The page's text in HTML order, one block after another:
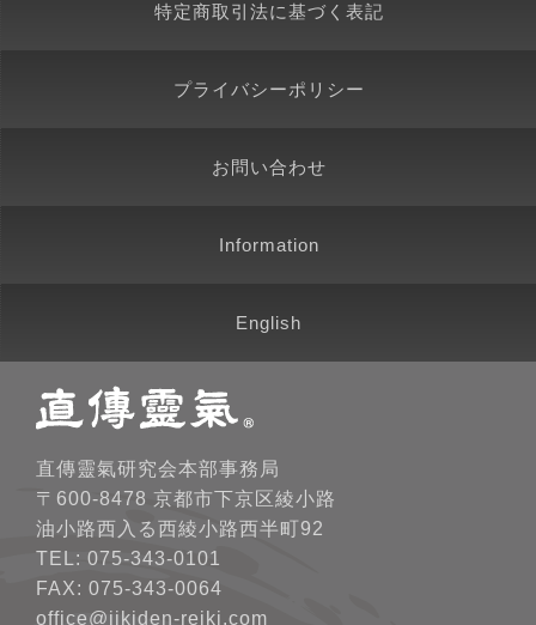
特定商取引法に基づく表記
プライバシーポリシー
お問い合わせ
Information
English
直傳靈氣研究会本部事務局
〒600-8478 京都市下京区綾小路
油小路西入る西綾小路西半町92
TEL: 075-343-0101
FAX: 075-343-0064
office@jikiden-reiki.com